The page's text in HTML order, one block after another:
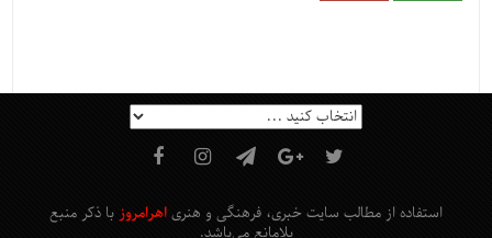
استفاده از مطالب سایت خبری، فرهنگی و هنری اهرامروز با ذکر منبع
بلامانع می‌باشد.